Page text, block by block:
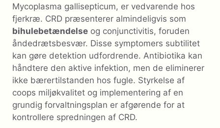
Mycoplasma gallisepticum, er vedvarende hos
fjerkræ. CRD præsenterer almindeligvis som
bihulebetændelse og conjunctivitis, foruden
åndedrætsbesvær. Disse symptomers subtilitet
kan gøre detektion udfordrende. Antibiotika kan
håndtere den aktive infektion, men de eliminerer
ikke bærertilstanden hos fugle. Styrkelse af
coops miljøkvalitet og implementering af en
grundig forvaltningsplan er afgørende for at
kontrollere spredningen af ​​CRD.